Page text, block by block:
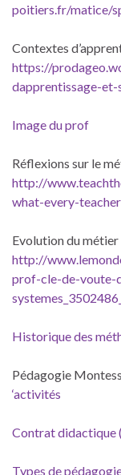
poitiers.fr/matice/
Contextes
https://
dapprentissage-
Image du prof
Réflexions sur le
http://
what-every-
Evolution du métier
http://
prof-cle-de-voute-
Historique des
Pédagogie
‘activités
Contrat didactique
Types de